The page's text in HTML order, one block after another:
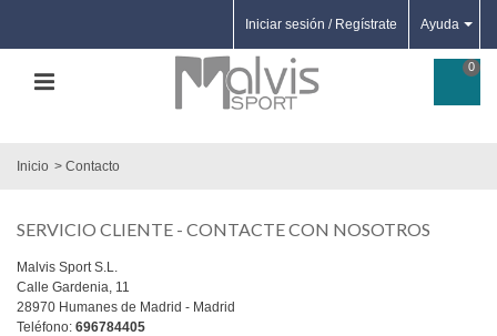
Ayuda
Iniciar sesión / Regístrate
0
Inicio > Contacto
SERVICIO CLIENTE - CONTACTE CON NOSOTROS
Malvis Sport S.L.
Calle Gardenia, 11
28970 Humanes de Madrid - Madrid
Teléfono: 696784405